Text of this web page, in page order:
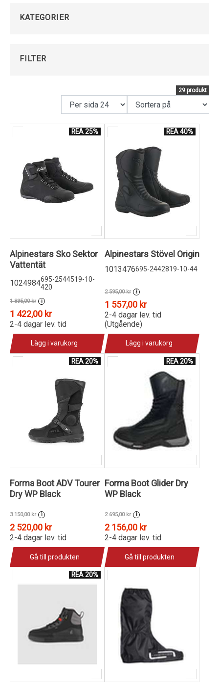
utformade för att ge optimal komfort, skydd och
garanterar att du får den kvalitet och hållbarhet du
förväntar dig. Dessutom strävar vi efter att göra din
shoppingupplevelse så enkel och bekväm som möjligt
med detaljerade produktbeskrivningar,
kundrecensioner och enkel navigering.
Så oavsett om du är en långväga äventyrare, en
weekendkrigare eller en daglig pendlare, har vi MC-
skor och stövlar som passar din stil och dina behov.
Utforska vårt sortiment idag och hitta ditt nästa par
MC-skor eller stövlar hos oss!
KATEGORIER
FILTER
29 produkt
REA 25%
Alpinestars Sko Sektor
Vattentät
1024984695-2544519-10-
420
1 895,00 kr i
1 422,00 kr
2-4 dagar lev. tid
Lägg i varukorg
REA 40%
Alpinestars Stövel Origin
1013476695-2442819-10-44
2 595,00 kr i
1 557,00 kr
2-4 dagar lev. tid
(Utgående)
Lägg i varukorg
REA 20%
Forma Boot ADV Tourer
Dry WP Black
3 150,00 kr i
2 520,00 kr
2-4 dagar lev. tid
Gå till produkten
REA 20%
Forma Boot Glider Dry
WP Black
2 695,00 kr i
2 156,00 kr
2-4 dagar lev. tid
Gå till produkten
REA 20%